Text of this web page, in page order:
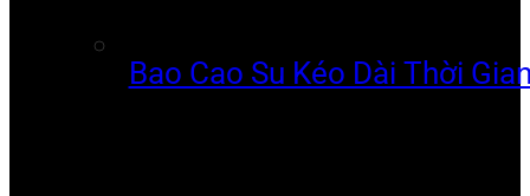
Bao Cao Su Kéo Dài Thời